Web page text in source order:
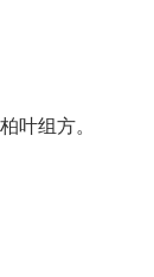
叶组方。